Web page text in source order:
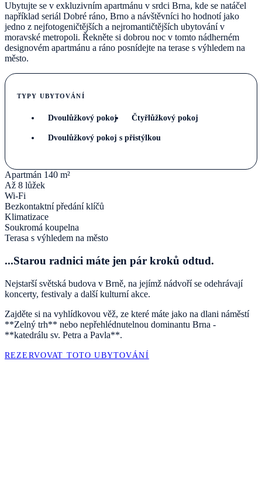
Ubytujte se v exkluzivním apartmánu v srdci Brna, kde se natáčel
například seriál Dobré ráno, Brno a návštěvníci ho hodnotí jako
jedno z nejfotogeničtějších a nejromantičtějších ubytování v
moravské metropoli. Řekněte si dobrou noc v tomto nádherném
designovém apartmánu a ráno posnídejte na terase s výhledem na
město.
TYPY UBYTOVÁNÍ
Dvoulůžkový pokoj Čtyřlůžkový pokoj
Dvoulůžkový pokoj s přistýlkou
Apartmán 140 m²
Až 8 lůžek
Wi-Fi
Bezkontaktní předání klíčů
Klimatizace
Soukromá koupelna
Terasa s výhledem na město
...Starou radnici máte jen pár kroků odtud.
Nejstarší světská budova v Brně, na jejímž nádvoří se odehrávají
koncerty, festivaly a další kulturní akce.
Zajděte si na vyhlídkovou věž, ze které máte jako na dlani náměstí
**Zelný trh** nebo nepřehlédnutelnou dominantu Brna -
**katedrálu sv. Petra a Pavla**.
REZERVOVAT TOTO UBYTOVÁNÍ